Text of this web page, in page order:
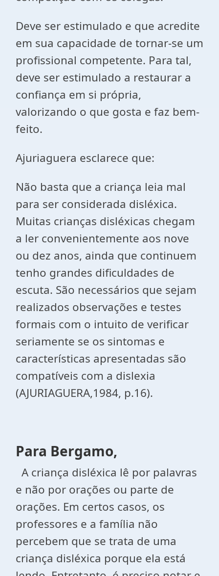
Deve ser estimulado e que acredite
em sua capacidade de tornar-se um
profissional competente. Para tal,
deve ser estimulado a restaurar a
confiança em si própria,
valorizando o que gosta e faz bem-
feito.
Ajuriaguera esclarece que:
Não basta que a criança leia mal
para ser considerada disléxica.
Muitas crianças disléxicas chegam
a ler convenientemente aos nove
ou dez anos, ainda que continuem
tenho grandes dificuldades de
escuta. São necessários que sejam
realizados observações e testes
formais com o intuito de verificar
seriamente se os sintomas e
características apresentadas são
compatíveis com a dislexia
(AJURIAGUERA,1984, p.16).
Para Bergamo,
A criança disléxica lê por palavras
e não por orações ou parte de
orações. Em certos casos, os
professores e a família não
percebem que se trata de uma
criança disléxica porque ela está